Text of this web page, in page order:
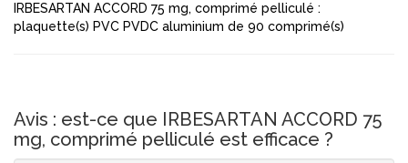
IRBESARTAN ACCORD 75 mg, comprimé pelliculé :
plaquette(s) PVC PVDC aluminium de 90 comprimé(s)
Avis : est-ce que IRBESARTAN ACCORD 75
mg, comprimé pelliculé est efficace ?